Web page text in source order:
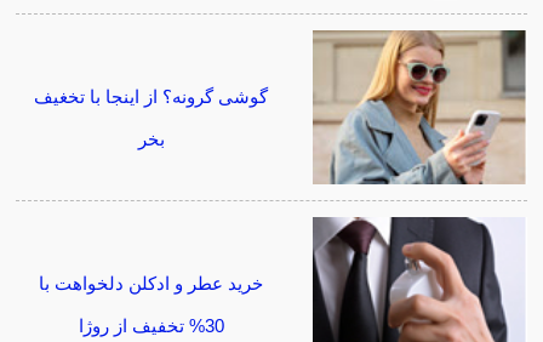
گوشی گرونه؟ از اینجا با تخغیف
بخر
خرید عطر و ادکلن دلخواهت با
30% تخفیف از روژا